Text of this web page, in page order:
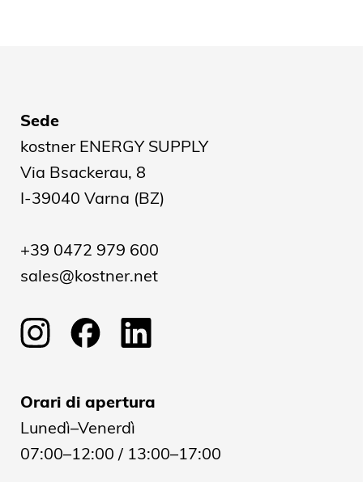
Sede
kostner ENERGY SUPPLY
Via Bsackerau, 8
I-39040 Varna (BZ)
+39 0472 979 600
sales@kostner.net
Orari di apertura
Lunedì–Venerdì
07:00–12:00 / 13:00–17:00